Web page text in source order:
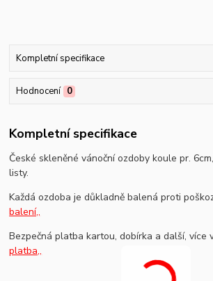
Kompletní specifikace
Hodnocení 0
Kompletní specifikace
České skleněné vánoční ozdoby koule pr.
listy.
Každá ozdoba je důkladně balená proti
balení,,
Bezpečná platba kartou, dobírka a další, více
platba,,